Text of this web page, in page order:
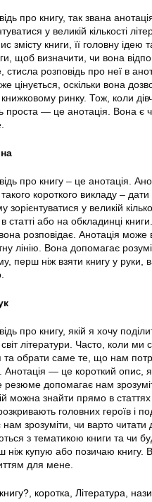
про книгу, так звана
у великій кількості
змісту книги, її головну ідею
щоб визначити, чи вона
стисла розповідь про неї в
цінується, оскільки вона
ринку. Тож, коли
проста — це анотація. Вона є
про книгу – це анотація.
короткого викладу – дати
зорієнтуватися у великій
статті або на обкладинці
розповідає. Анотація може
лінію. Вона допомагає
перш ніж взяти книгу у руки,
про книгу, якій я хочу
літератури. Часто, коли ми
та обрати саме те, що нам
Анотація — це короткий опис,
резюме допомагає нам
можна знайти прямо в
головних героїв і
зрозуміти, чи варто
з тематикою книги та чи
ніж купую або позичаю книгу.
для мене.
книгу? коротка Література